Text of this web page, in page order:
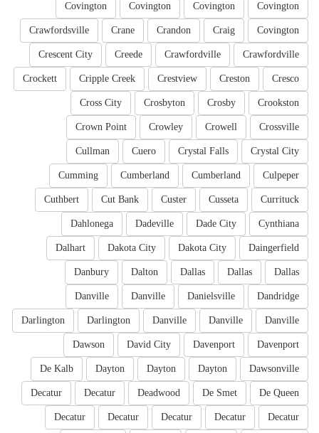
Covington
Covington
Covington
Covington
Covington
Craig
Crandon
Crane
Crawfordsville
Crawfordville
Crawfordville
Creede
Crescent City
Cresco
Creston
Crestview
Cripple Creek
Crockett
Crookston
Crosby
Crosbyton
Cross City
Crossville
Crowell
Crowley
Crown Point
Crystal City
Crystal Falls
Cuero
Cullman
Culpeper
Cumberland
Cumberland
Cumming
Currituck
Cusseta
Custer
Cut Bank
Cuthbert
Cynthiana
Dade City
Dadeville
Dahlonega
Daingerfield
Dakota City
Dakota City
Dalhart
Dallas
Dallas
Dallas
Dalton
Danbury
Dandridge
Danielsville
Danville
Danville
Danville
Danville
Danville
Darlington
Darlington
Davenport
Davenport
David City
Dawson
Dawsonville
Dayton
Dayton
Dayton
De Kalb
De Queen
De Smet
Deadwood
Decatur
Decatur
Decatur
Decatur
Decatur
Decatur
Decatur